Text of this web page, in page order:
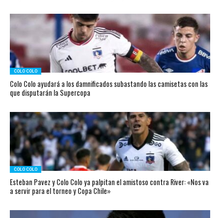
COLO COLO
Colo Colo ayudará a los damnificados subastando las camisetas con las
que disputarán la Supercopa
COLO COLO
Esteban Pavez y Colo Colo ya palpitan el amistoso contra River: «Nos va
a servir para el torneo y Copa Chile»